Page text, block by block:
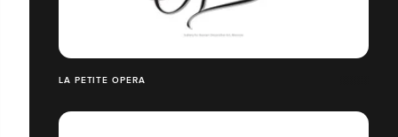
LA PETITE OPERA